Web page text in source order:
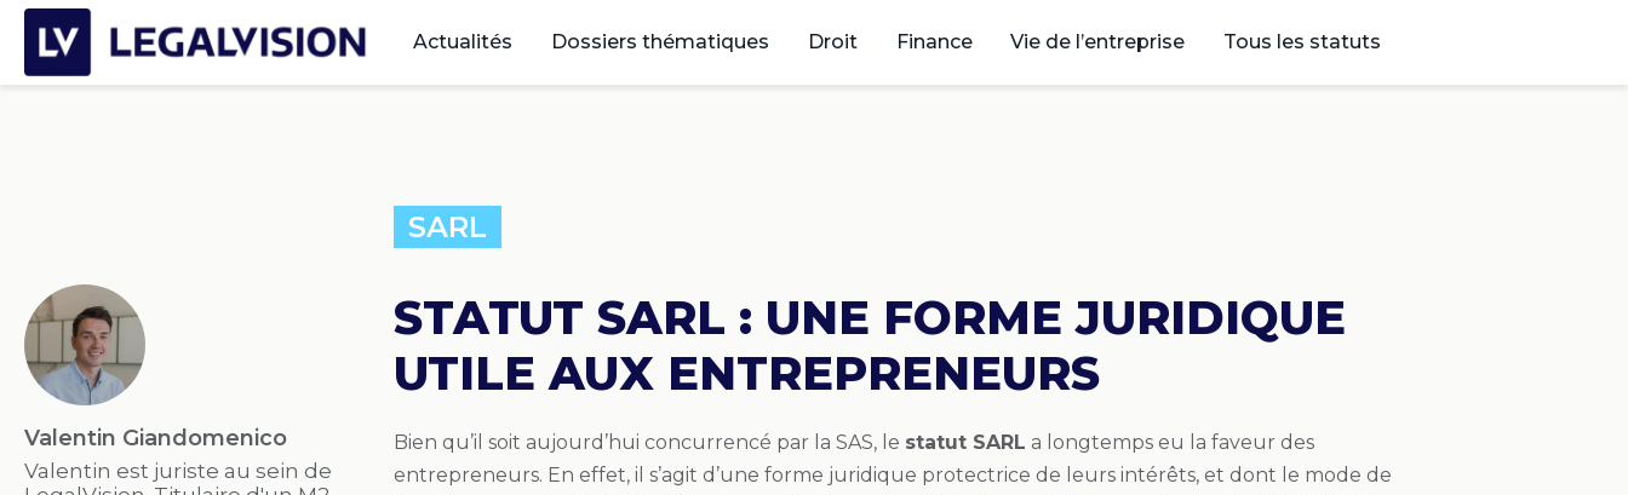
Actualités Dossiers thématiques Droit Finance Vie de l’entreprise Tous les statuts
Valentin Giandomenico
Valentin est juriste au sein de
SARL
STATUT SARL : UNE FORME JURIDIQUE
UTILE AUX ENTREPRENEURS
Bien qu’il soit aujourd’hui concurrencé par la SAS, le statut SARL a longtemps eu la faveur des
entrepreneurs. En effet, il s’agit d’une forme juridique protectrice de leurs intérêts, et dont le mode de